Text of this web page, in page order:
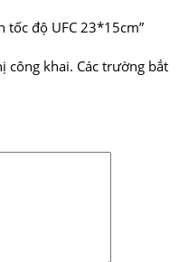
tốc độ UFC 23*15cm”
công khai. Các trường bắt